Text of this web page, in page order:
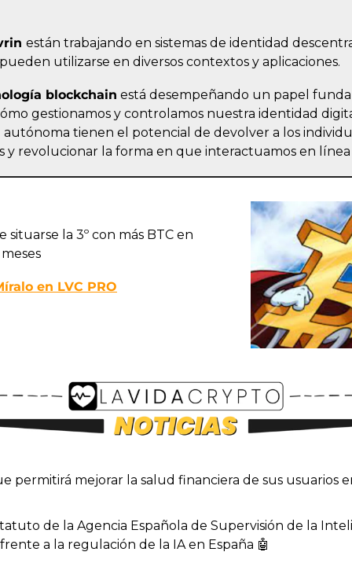
están trabajando en sistemas de identidad
utilizarse en diversos contextos y aplicaciones.
blockchain está desempeñando un papel
gestionamos y controlamos nuestra identidad
tienen el potencial de devolver a los
y revolucionar la forma en que interactuamos en
la 3º con más BTC en
en LVC PRO
permitirá mejorar la salud financiera de sus usuarios
a la regulación de la IA en España 🤖